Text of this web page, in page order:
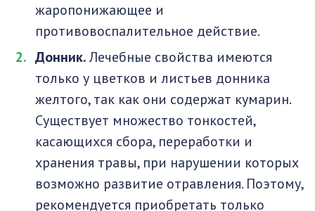
жаропонижающее и
противовоспалительное действие.
Донник.Лечебные свойства имеются
только у цветков и листьев донника
желтого, так как они содержат кумарин.
Существует множество тонкостей,
касающихся сбора, переработки и
хранения травы, при нарушении которых
возможно развитие отравления. Поэтому,
рекомендуется приобретать только